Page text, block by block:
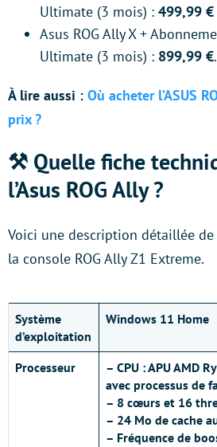
Ultimate (3 mois) : 499,99 €
Asus ROG Ally X +
Ultimate (3 mois) : 899,99 €.
À lire aussi : Où acheter l’ASUS
prix ?
⚒️ Quelle fiche
l’Asus ROG Ally ?
Voici une description détaillée
la console ROG Ally Z1 Extreme.
Système
d’exploitation
Windows 11 Home
Processeur
– CPU : APU AMD
avec processus de
– 8 cœurs et 16
– 24 Mo de cache
– Fréquence de